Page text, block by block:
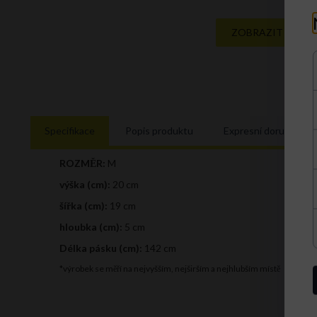
ZOBRAZIT
Popis produktu Expresní doručení
ROZMĚR: M
výška (cm):
20 cm
šířka (cm):
19 cm
hloubka (cm):
5 cm
Délka pásku (cm):
142 cm
*výrobek se měří na nejvyšším, nejširším a nejhlubším místě